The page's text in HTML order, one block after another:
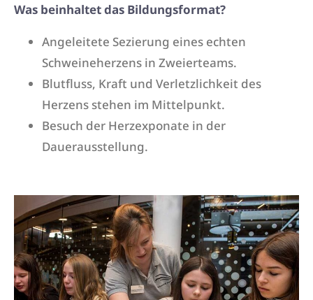
Was beinhaltet das Bildungsformat?
Angeleitete Sezierung eines echten
Schweineherzens in Zweierteams.
Blutfluss, Kraft und Verletzlichkeit des
Herzens stehen im Mittelpunkt.
Besuch der Herzexponate in der
Dauerausstellung.